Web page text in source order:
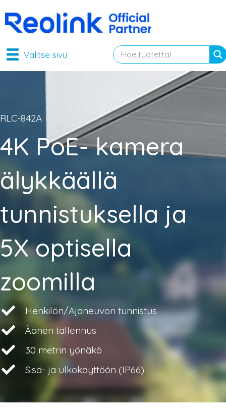
Valitse sivu
RLC-842A
4K PoE- kamera
älykkäällä
tunnistuksella ja
5X optisella
zoomilla
Henkilön/Ajoneuvon tunnistus
Äänen tallennus
30 metrin yönäkö
Sisä- ja ulkokäyttöön (IP66)